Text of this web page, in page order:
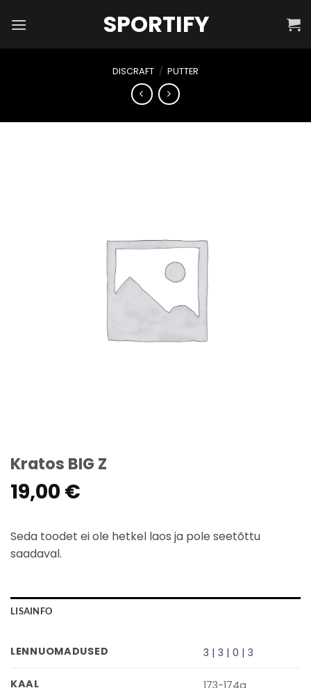
SPORTIFY
DISCRAFT / PUTTER
Kratos BIG Z
19,00 €
Seda toodet ei ole hetkel laos ja pole seetõttu
saadaval.
LISAINFO
LENNUOMADUSED 3 | 3 | 0 | 3
KAAL 173-174g